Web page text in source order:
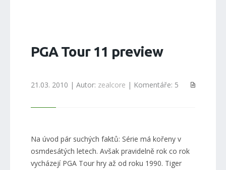
PGA Tour 11 preview
21.03. 2010 | Autor: zealcore | Komentáře: 5
Na úvod pár suchých faktů: Série má kořeny v
osmdesátých letech. Avšak pravidelně rok co rok
vycházejí PGA Tour hry až od roku 1990. Tiger